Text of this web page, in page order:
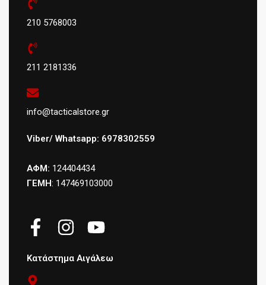
210 5768003
211 2181336
info@tacticalstore.gr
Viber/ Whatsapp: 6978302559
ΑΦΜ: 124404434
ΓΕΜΗ: 147469103000
Κατάστημα Αιγάλεω